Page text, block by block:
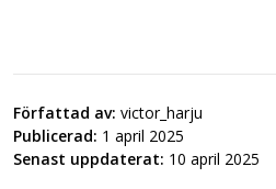
Författad av: victor_harju
Publicerad: 1 april 2025
Senast uppdaterat: 10 april 2025